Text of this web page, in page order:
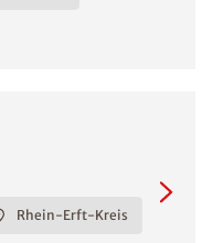
Rhein-Erft-Kreis